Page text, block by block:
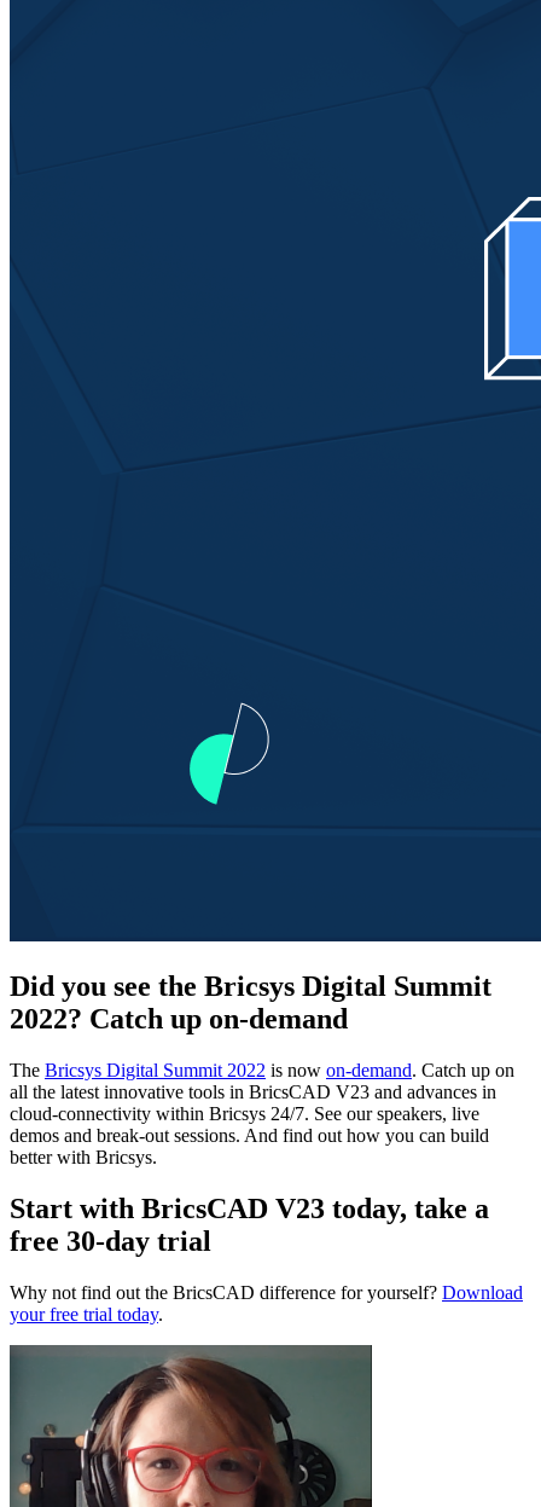
Did you see the Bricsys Digital Summit
2022? Catch up on-demand
The Bricsys Digital Summit 2022 is now on-demand. Catch up on
all the latest innovative tools in BricsCAD V23 and advances in
cloud-connectivity within Bricsys 24/7. See our speakers, live
demos and break-out sessions. And find out how you can build
better with Bricsys.
Start with BricsCAD V23 today, take a
free 30-day trial
Why not find out the BricsCAD difference for yourself? Download
your free trial today.